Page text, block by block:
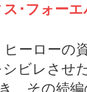
ス･フォー
ーローの
ビレさせ
、その続